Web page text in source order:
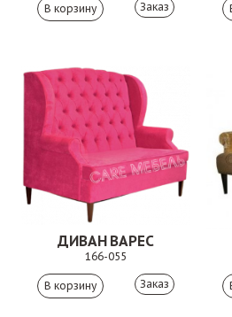
Заказ
ДИВАН ВАРЕС
166-055
Заказ